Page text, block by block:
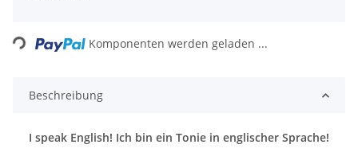
Komponenten werden geladen ...
Beschreibung
I speak English! Ich bin ein Tonie in englischer Sprache!